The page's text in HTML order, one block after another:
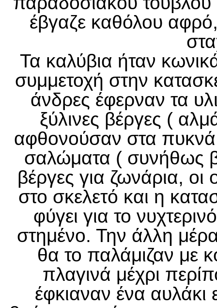
έβγαζε καθόλου
Τα καλύβια ήταν
συμμετοχή στην
άνδρες έφερναν τα
ξύλινες βέργες (
αφθονούσαν στα πυκνά
σαλώματα ( συνήθως
βέργες για ζωνάρια,
στο σκελετό και η
φύγει για το
στημένο. Την άλλη
θα το παλάμιζαν με
πλαγινά μέχρι
έφκιαναν ένα αυλάκι